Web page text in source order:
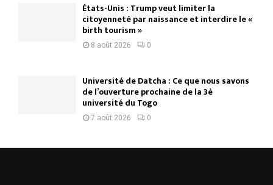
États-Unis : Trump veut limiter la
citoyenneté par naissance et interdire le «
birth tourism »
8 août 2026 0
Université de Datcha : Ce que nous savons
de l’ouverture prochaine de la 3è
université du Togo
7 août 2026 0